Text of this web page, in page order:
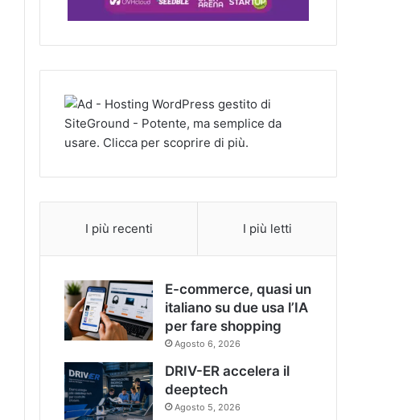
I più recenti I più letti
E-commerce, quasi un
italiano su due usa l’IA
per fare shopping
Agosto 6, 2026
DRIV-ER accelera il
deeptech
Agosto 5, 2026